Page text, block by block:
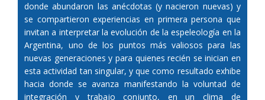
donde abundaron las anécdotas (y nacieron nuevas) y
se compartieron experiencias en primera persona que
invitan a interpretar la evolución de la espeleología en la
Argentina, uno de los puntos más valiosos para las
nuevas generaciones y para quienes recién se inician en
esta actividad tan singular, y que como resultado exhibe
hacia donde se avanza manifestando la voluntad de
integración y trabajo conjunto, en un clima de